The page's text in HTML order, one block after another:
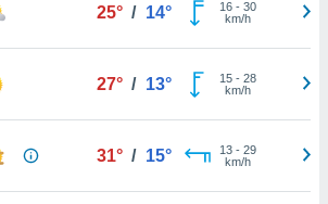
25° / 14° 16- 30
km/h
27° / 13° 15- 28
km/h
31° / 15° 13- 29
km/h